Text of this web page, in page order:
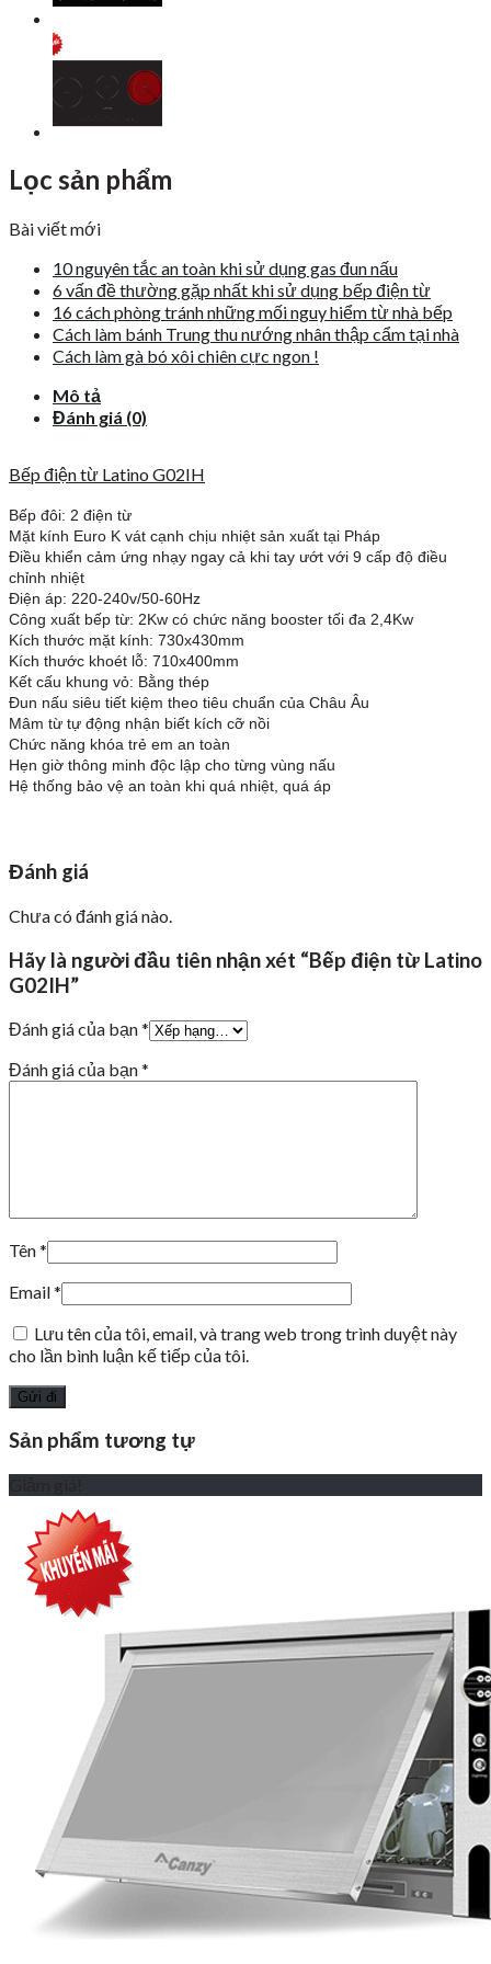
Lọc sản phẩm
Bài viết mới
10 nguyên tắc an toàn khi sử dụng gas đun nấu
6 vấn đề thường gặp nhất khi sử dụng bếp điện từ
16 cách phòng tránh những mối nguy hiểm từ nhà bếp
Cách làm bánh Trung thu nướng nhân thập cẩm tại nhà
Cách làm gà bó xôi chiên cực ngon !
Mô tả
Đánh giá (0)
Bếp điện từ Latino G02IH
Bếp đôi: 2 điện từ
Mặt kính Euro K vát cạnh chịu nhiệt sản xuất tại Pháp
Điều khiển cảm ứng nhạy ngay cả khi tay ướt với 9 cấp độ điều
chỉnh nhiệt
Điện áp: 220-240v/50-60Hz
Công xuất bếp từ: 2Kw có chức năng booster tối đa 2,4Kw
Kích thước mặt kính: 730x430mm
Kích thước khoét lỗ: 710x400mm
Kết cấu khung vỏ: Bằng thép
Đun nấu siêu tiết kiệm theo tiêu chuẩn của Châu Âu
Mâm từ tự động nhận biết kích cỡ nồi
Chức năng khóa trẻ em an toàn
Hẹn giờ thông minh độc lập cho từng vùng nấu
Hệ thống bảo vệ an toàn khi quá nhiệt, quá áp
Đánh giá
Chưa có đánh giá nào.
Hãy là người đầu tiên nhận xét “Bếp điện từ Latino
G02IH”
Đánh giá của bạn*
Đánh giá của bạn*
Tên*
Email*
Lưu tên của tôi, email, và trang web trong trình duyệt này
cho lần bình luận kế tiếp của tôi.
Sản phẩm tương tự